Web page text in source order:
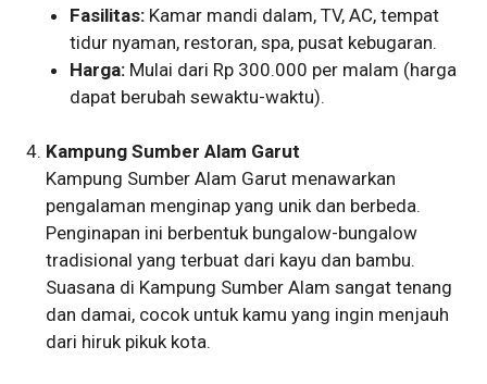
Fasilitas: Kamar mandi dalam, TV, AC, tempat
tidur nyaman, restoran, spa, pusat kebugaran.
Harga: Mulai dari Rp 300.000 per malam (harga
dapat berubah sewaktu-waktu).
Kampung Sumber Alam Garut
Kampung Sumber Alam Garut menawarkan
pengalaman menginap yang unik dan berbeda.
Penginapan ini berbentuk bungalow-bungalow
tradisional yang terbuat dari kayu dan bambu.
Suasana di Kampung Sumber Alam sangat tenang
dan damai, cocok untuk kamu yang ingin menjauh
dari hiruk pikuk kota.